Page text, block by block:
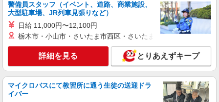
警備員スタッフ（イベント、道路、商業施設、
大型駐車場、JR列車見張りなど）
日給 11,000円〜12,100円
栃木市・小山市・さいたま市西区・さいたま市岩槻区・久喜市・
詳細を見る とりあえずキープ
マイクロバスにて教習所に通う生徒の送迎ドラ
イバー